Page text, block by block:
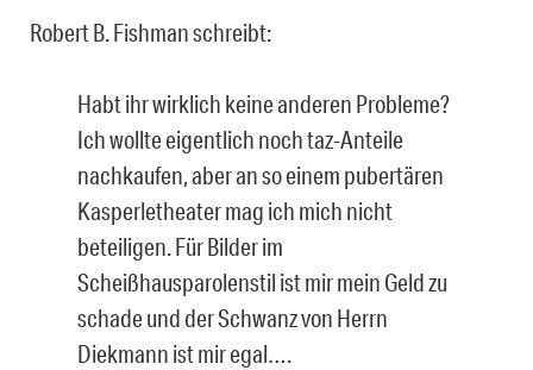
Robert B. Fishman schreibt:
Habt ihr wirklich keine anderen Probleme?
Ich wollte eigentlich noch taz-Anteile
nachkaufen, aber an so einem pubertären
Kasperletheater mag ich mich nicht
beteiligen. Für Bilder im
Scheißhausparolenstil ist mir mein Geld zu
schade und der Schwanz von Herrn
Diekmann ist mir egal….